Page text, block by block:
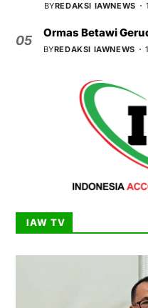
BYREDAKSI IAWNEWS
05
Ormas Betawi
BYREDAKSI IAWNEWS
IAW TV